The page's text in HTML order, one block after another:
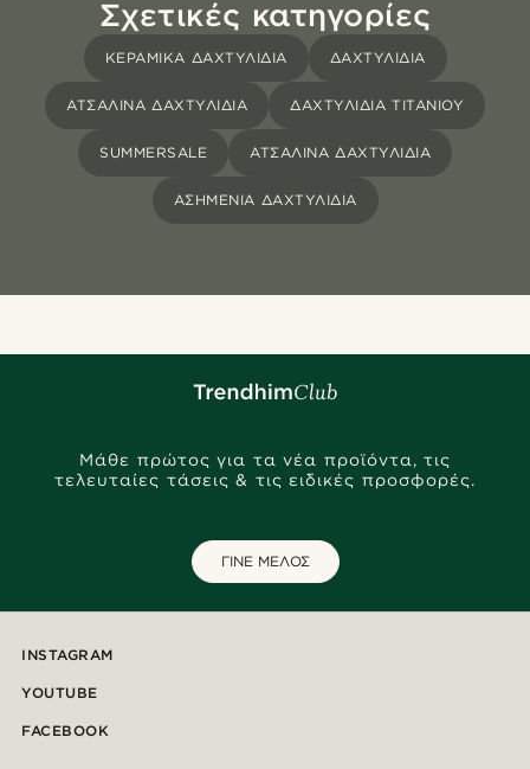
Σχετικές κατηγορίες
ΚΕΡΑΜΙΚΑ ΔΑΧΤΥΛΙΔΙΑ ΔΑΧΤΥΛΊΔΙΑ
ΑΤΣΆΛΙΝΑ ΔΑΧΤΥΛΊΔΙΑ ΔΑΧΤΥΛΊΔΙΑ ΤΙΤΑΝΊΟΥ
SUMMERSALE ΑΤΣΆΛΙΝΑ ΔΑΧΤΥΛΊΔΙΑ
ΑΣΗΜΈΝΙΑ ΔΑΧΤΥΛΊΔΙΑ
Μάθε πρώτος για τα νέα προϊόντα, τις
τελευταίες τάσεις & τις ειδικές προσφορές.
ΓΙΝΕ ΜΕΛΟΣ
INSTAGRAM
YOUTUBE
FACEBOOK